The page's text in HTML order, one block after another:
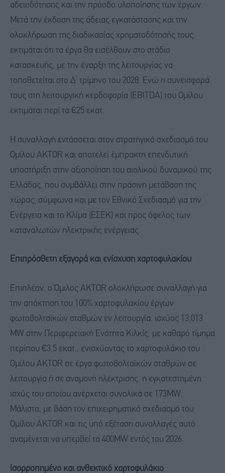
αδειοδότησης και την πρόοδο υλοποίησης των έργων.
Μετά την έκδοση της άδειας εγκατάστασης και την
ολοκλήρωση της διαδικασίας χρηματοδότησής τους,
εκτιμάται ότι τα έργα θα εισέλθουν στο στάδιο
κατασκευής, με την έναρξη της λειτουργίας να
τοποθετείται στο Δ’ τρίμηνο του 2028. Ενώ η συνεισφορά
τους στη λειτουργική κερδοφορία (EBITDA) του Ομίλου
εκτιμάται περί τα €25 εκατ.
Η συναλλαγή εντάσσεται στον στρατηγικό σχεδιασμό του
Ομίλου AKTOR και αποτελεί έμπρακτη επενδυτική
υποστήριξη στην αξιοποίηση του αιολικού δυναμικού της
Ελλάδας, που συμβάλλει στην πράσινη μετάβαση της
χώρας, σύμφωνα και με τον Εθνικό Σχεδιασμό για την
Ενέργεια και το Κλίμα (ΕΣΕΚ) και προς όφελος των
καταναλωτών ηλεκτρικής ενέργειας.
Επιπρόσθετη εξαγορά και ενίσχυση χαρτοφυλακίου
Επιπλέον, ο Όμιλος AKTOR ολοκλήρωσε συναλλαγή για
την απόκτηση του 100% χαρτοφυλακίου έργων
φωτοβολταϊκών σταθμών εν λειτουργία, ισχύος 13,013
ΜW στην Περιφερειακή Ενότητα Κιλκίς, με καθαρό τίμημα
περίπου €3,5 εκατ., ενισχύοντας το χαρτοφυλάκιο του
Ομίλου AKTOR σε έργα φωτοβολταϊκών σταθμών σε
λειτουργία ή σε αναμονή ηλέκτρισης, η εγκατεστημένη
ισχύς του οποίου ανέρχεται συνολικά σε 173ΜW.
Μάλιστα, με βάση τον επιχειρηματικό σχεδιασμό του
Ομίλου AKTOR και τις υπό εξέταση συναλλαγές αυτό
αναμένεται να υπερβεί τα 400MW εντός του 2026.
Ισορροπημένο και ανθεκτικό χαρτοφυλάκιο